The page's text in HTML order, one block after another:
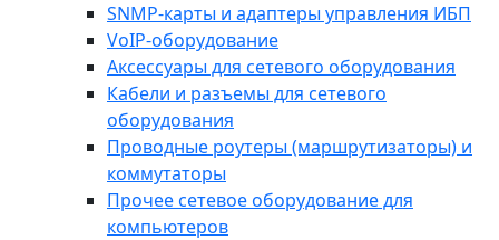
SNMP-карты и адаптеры управления ИБП
VoIP-оборудование
Аксессуары для сетевого оборудования
Кабели и разъемы для сетевого
оборудования
Проводные роутеры (маршрутизаторы) и
коммутаторы
Прочее сетевое оборудование для
компьютеров